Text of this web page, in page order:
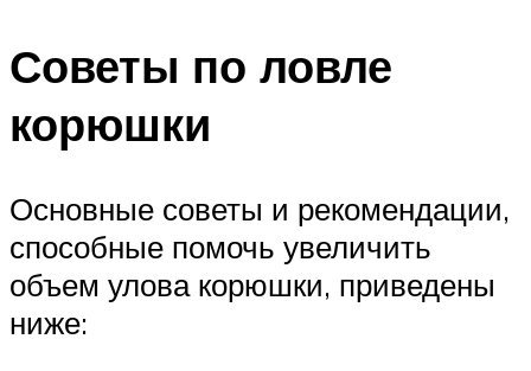
Советы по ловле
корюшки
Основные советы и рекомендации,
способные помочь увеличить
объем улова корюшки, приведены
ниже: